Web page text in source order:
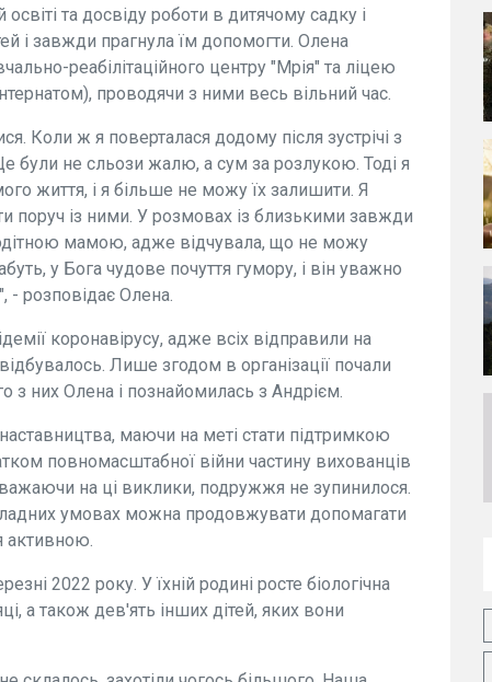
та досвіду роботи в дитячому садку і
і завжди прагнула їм допомогти. Олена
реабілітаційного центру "Мрія" та ліцею
проводячи з ними весь вільний час.
Коли ж я поверталася додому після зустрічі з
були не сльози жалю, а сум за розлукою. Тоді я
життя, і я більше не можу їх залишити. Я
поруч із ними. У розмовах із близькими завжди
мамою, адже відчувала, що не можу
у Бога чудове почуття гумору, і він уважно
- розповідає Олена.
коронавірусу, адже всіх відправили на
відбувалось. Лише згодом в організації почали
з них Олена і познайомилась з Андрієм.
маючи на меті стати підтримкою
повномасштабної війни частину вихованців
на ці виклики, подружжя не зупинилося.
умовах можна продовжувати допомагати
активною.
2022 року. У їхній родині росте біологічна
а також дев'ять інших дітей, яких вони